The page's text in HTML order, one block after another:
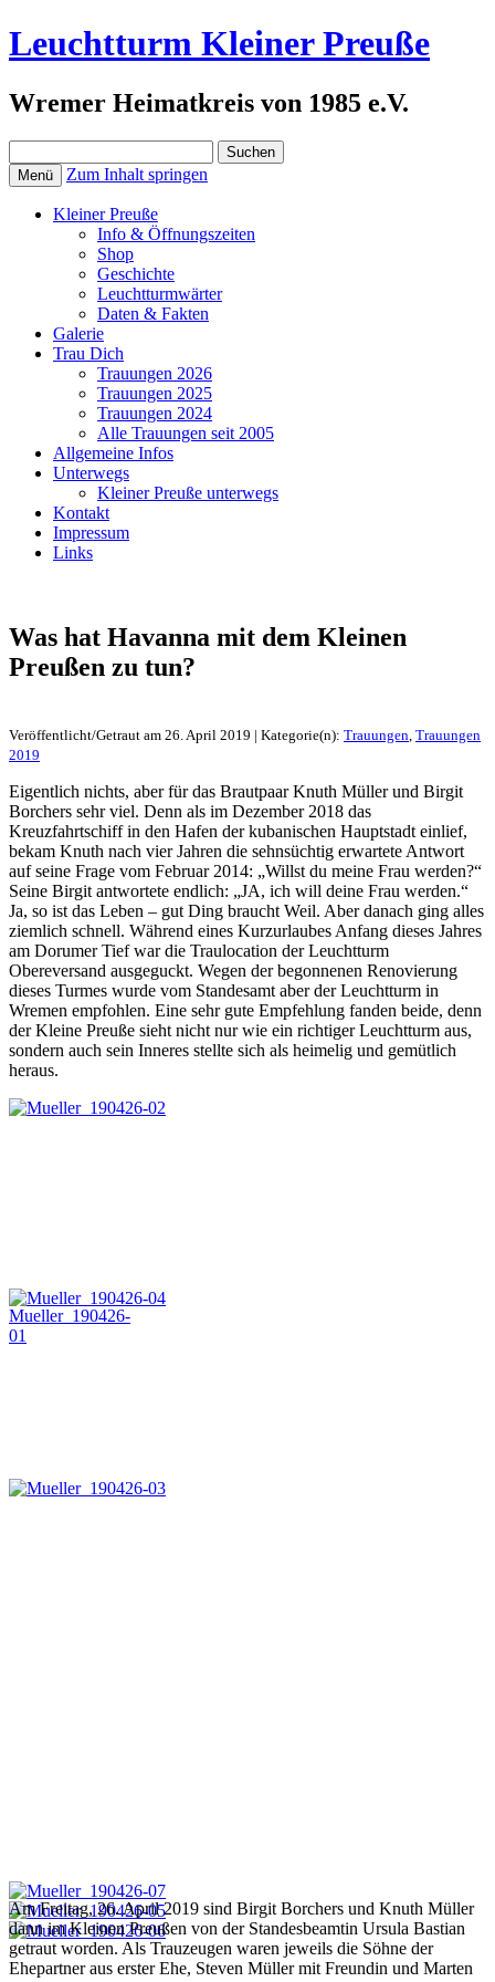
Leuchtturm Kleiner Preuße
Wremer Heimatkreis von 1985 e.V.
nach:
Menü Zum Inhalt springen
Kleiner Preuße
Info & Öffnungszeiten
Shop
Geschichte
Leuchtturmwärter
Daten & Fakten
Galerie
Trau Dich
Trauungen 2026
Trauungen 2025
Trauungen 2024
Alle Trauungen seit 2005
Allgemeine Infos
Unterwegs
Kleiner Preuße unterwegs
Kontakt
Impressum
Links
Was hat Havanna mit dem Kleinen
Preußen zu tun?
Veröffentlicht/Getraut am 26. April 2019 | Kategorie(n): Trauungen Trauungen
2019
Eigentlich nichts, aber für das Brautpaar Knuth Müller und Birgit
Borchers sehr viel. Denn als im Dezember 2018 das
Kreuzfahrtschiff in den Hafen der kubanischen Hauptstadt einlief,
bekam Knuth nach vier Jahren die sehnsüchtig erwartete Antwort
auf seine Frage vom Februar 2014: „Willst du meine Frau werden?“
Seine Birgit antwortete endlich: „JA, ich will deine Frau werden.“
Ja, so ist das Leben – gut Ding braucht Weil. Aber danach ging alles
ziemlich schnell. Während eines Kurzurlaubes Anfang dieses Jahres
am Dorumer Tief war die Traulocation der Leuchtturm
Obereversand ausgeguckt. Wegen der begonnenen Renovierung
dieses Turmes wurde vom Standesamt aber der Leuchtturm in
Wremen empfohlen. Eine sehr gute Empfehlung fanden beide, denn
der Kleine Preuße sieht nicht nur wie ein richtiger Leuchtturm aus,
sondern auch sein Inneres stellte sich als heimelig und gemütlich
heraus.
Am Freitag, 26. April 2019 sind Birgit Borchers und Knuth Müller
dann im Kleinen Preußen von der Standesbeamtin Ursula Bastian
getraut worden. Als Trauzeugen waren jeweils die Söhne der
Ehepartner aus erster Ehe, Steven Müller mit Freundin und Marten